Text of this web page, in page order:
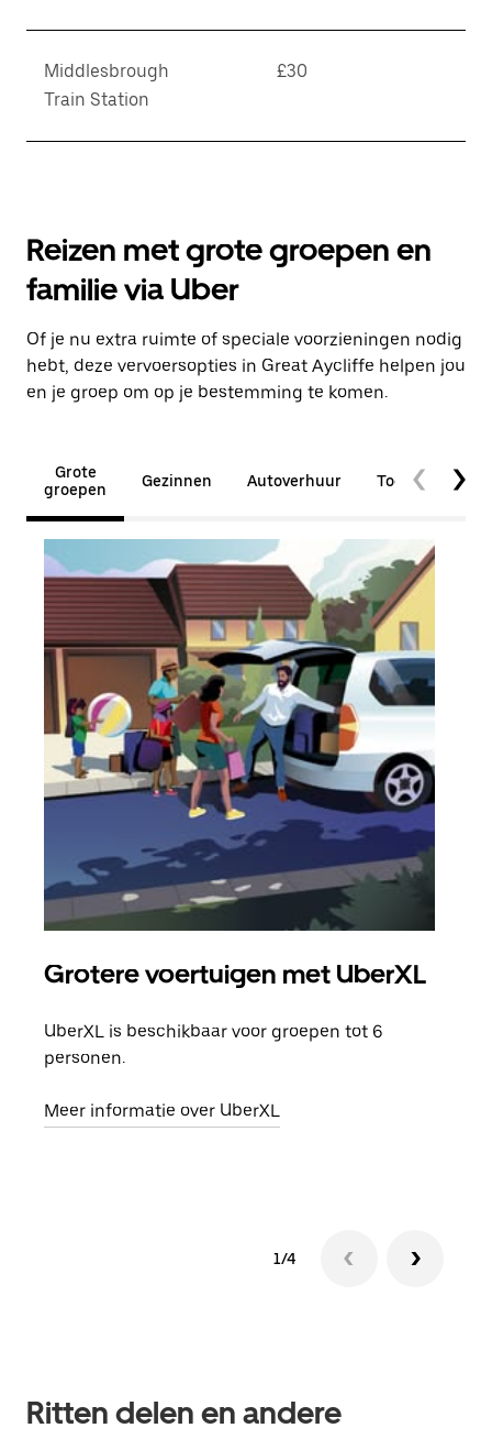
Middlesbrough
Train Station
£30
Reizen met grote groepen en
familie via Uber
Of je nu extra ruimte of speciale voorzieningen nodig
hebt, deze vervoersopties in Great Aycliffe helpen jou
en je groep om op je bestemming te komen.
Grote
groepen
Gezinnen Autoverhuur
Grotere voertuigen met UberXL
UberXL is beschikbaar voor groepen tot 6
personen.
Meer informatie over UberXL
1/4
Ritten delen en andere